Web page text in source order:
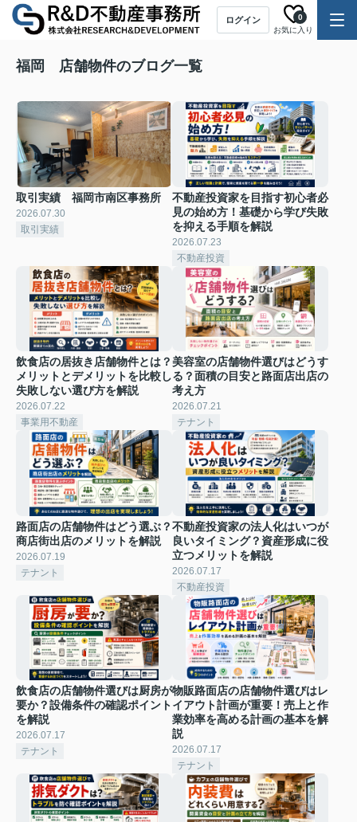
ログイン
お気に入り
0
福岡 店舗物件のブログ一覧
取引実績 福岡市南区事務所
2026.07.30
取引実績
不動産投資家を目指す初心者必
見の始め方！基礎から学び失敗
を抑える手順を解説
2026.07.23
不動産投資
飲食店の居抜き店舗物件とは？
メリットとデメリットを比較し
失敗しない選び方を解説
2026.07.22
事業用不動産
美容室の店舗物件選びはどうす
る？面積の目安と路面店出店の
考え方
2026.07.21
テナント
路面店の店舗物件はどう選ぶ？
商店街出店のメリットを解説
2026.07.19
テナント
不動産投資家の法人化はいつが
良いタイミング？資産形成に役
立つメリットを解説
2026.07.17
不動産投資
飲食店の店舗物件選びは厨房が
要か？設備条件の確認ポイント
を解説
2026.07.17
テナント
物販路面店の店舗物件選びはレ
イアウト計画が重要！売上と作
業効率を高める計画の基本を解
説
2026.07.17
テナント